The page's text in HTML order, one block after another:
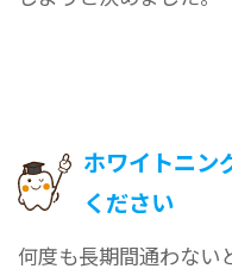
ホワイトニン
ください
何度も長期間通わない